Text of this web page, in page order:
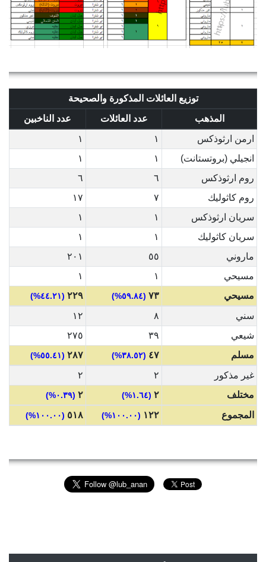
توزيع العائلات المذكورة والصحيحة
المذهب
عدد العائلات
عدد الناخبين
ارمن ارثوذكس
١
١
انجيلي (بروتستانت)
١
١
روم ارثوذكس
٦
٦
روم كاثوليك
٧
١٧
سريان ارثوذكس
١
١
سريان كاثوليك
١
١
ماروني
٥٥
٢٠١
مسيحي
١
١
مسيحي
٧٣ (٥٩.٨٤%) ٢٢٩ (٤٤.٢١%)
سني ٨
١٢
شيعي
٣٩
٢٧٥
مسلم
٤٧ (٣٨.٥٢%) ٢٨٧ (٥٥.٤١%)
غير مذكور ٢
٢
مختلف
٢ (١.٦٤%) ٢ (٠.٣٩%)
المجموع ١٢٢ (١٠٠.٠٠%) ٥١٨ (١٠٠.٠٠%)